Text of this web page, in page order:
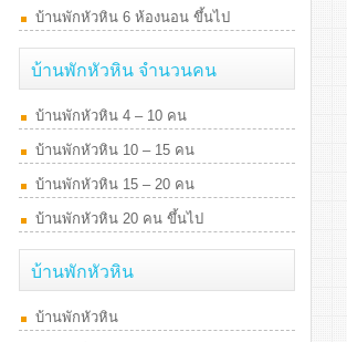
บ้านพักหัวหิน 6 ห้องนอน ขึ้นไป
บ้านพักหัวหิน จำนวนคน
บ้านพักหัวหิน 4 – 10 คน
บ้านพักหัวหิน 10 – 15 คน
บ้านพักหัวหิน 15 – 20 คน
บ้านพักหัวหิน 20 คน ขึ้นไป
บ้านพักหัวหิน
บ้านพักหัวหิน